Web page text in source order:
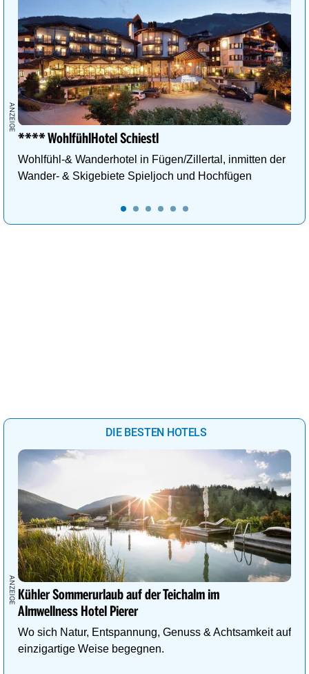
**** WohlfühlHotel Schiestl
Wohlfühl-& Wanderhotel in Fügen/Zillertal, inmitten der
Wander- & Skigebiete Spieljoch und Hochfügen
DIE BESTEN HOTELS
Kühler Sommerurlaub auf der Teichalm im
Almwellness Hotel Pierer
Wo sich Natur, Entspannung, Genuss & Achtsamkeit auf
einzigartige Weise begegnen.